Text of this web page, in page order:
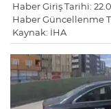
Haber Giriş Tarihi:
Haber Güncellenme
Kaynak: İHA